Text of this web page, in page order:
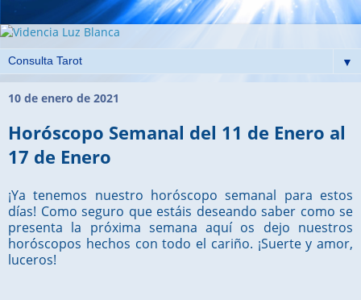
▼
10 de enero de 2021
Horóscopo Semanal del 11 de Enero al
17 de Enero
¡Ya tenemos nuestro horóscopo semanal para estos
días! Como seguro que estáis deseando saber como se
presenta la próxima semana aquí os dejo nuestros
horóscopos hechos con todo el cariño. ¡Suerte y amor,
luceros!